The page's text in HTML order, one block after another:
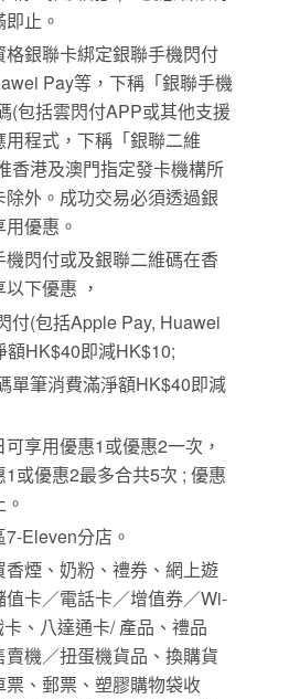
止。
銀聯卡綁定銀聯手機閃付
Pay等，下稱「銀聯手機
(包括雲閃付APP或其他支援
程式，下稱「銀聯二維
香港及澳門指定發卡機構所
外。成功交易必須透過銀
優惠。
閃付或及銀聯二維碼在香
下優惠 ，
付(包括Apple Pay, Huawei
額HK$40即減HK$10;
單筆消費滿淨額HK$40即減
享用優惠1或優惠2一次，
或優惠2最多合共5次 ; 優惠
Eleven分店。
煙、奶粉、禮券、網上遊
卡／電話卡／增值券／Wi-
、八達通卡/ 產品、禮品
機／扭蛋機貨品、換購貨
、郵票、塑膠購物袋收